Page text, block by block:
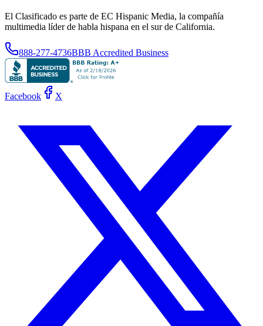
El Clasificado es parte de EC Hispanic Media, la compañía
multimedia líder de habla hispana en el sur de California.
888-277-4736BBB Accredited Business
Facebook X